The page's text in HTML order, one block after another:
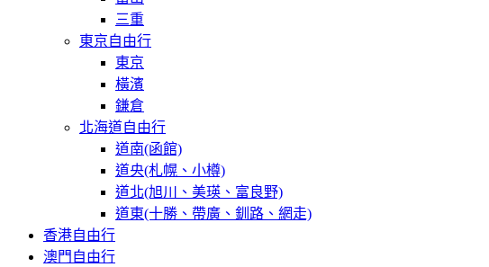
三重
東京自由行
東京
橫濱
鎌倉
北海道自由行
道南(函館)
道央(札幌、小樽)
道北(旭川、美瑛、富良野)
道東(十勝、帶廣、釧路、網走)
香港自由行
澳門自由行